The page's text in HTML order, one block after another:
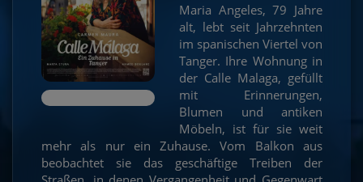
Maria Angeles, 79 Jahre
alt, lebt seit Jahrzehnten
im spanischen Viertel von
Tanger. Ihre Wohnung in
der Calle Malaga, gefüllt
mit Erinnerungen,
Blumen und antiken
Möbeln, ist für sie weit
mehr als nur ein Zuhause. Vom Balkon aus
beobachtet sie das geschäftige Treiben der